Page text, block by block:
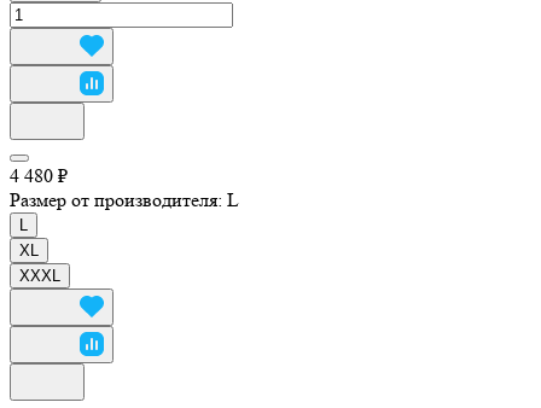
4 480 ₽
Размер от производителя: L
XL
XXXL